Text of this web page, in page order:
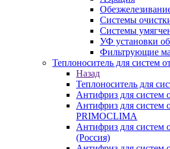
Системы
Системы
УФ установки
Фильтрующие
Теплоноситель для систем
Назад
Теплоноситель для
Антифриз для систем
Антифриз для систем
PRIMOCLIMA
Антифриз для систем
(Россия)